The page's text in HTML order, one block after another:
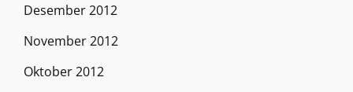
Desember 2012
November 2012
Oktober 2012